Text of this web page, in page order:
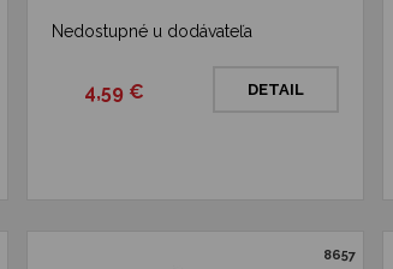
Nedostupné u dodávateľa
4,59 € DETAIL
8657